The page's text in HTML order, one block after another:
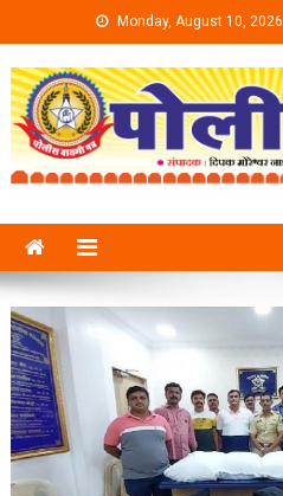
Skip to content Monday, August 10, 2026